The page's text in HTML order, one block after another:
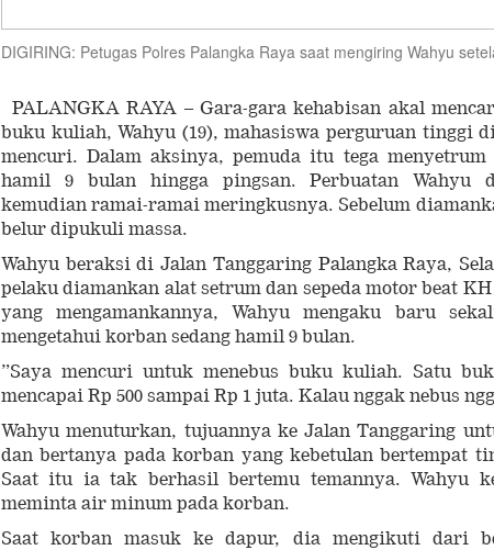
DIGIRING: Petugas Polres Palangka Raya saat mengiring Wahyu
PALANGKA RAYA – Gara-gara kehabisan akal
buku kuliah, Wahyu (19), mahasiswa perguruan tinggi
mencuri. Dalam aksinya, pemuda itu tega
hamil 9 bulan hingga pingsan. Perbuatan Wahyu
kemudian ramai-ramai meringkusnya. Sebelum
belur dipukuli massa.
Wahyu beraksi di Jalan Tanggaring Palangka Raya,
pelaku diamankan alat setrum dan sepeda motor beat
yang mengamankannya, Wahyu mengaku baru
mengetahui korban sedang hamil 9 bulan.
”Saya mencuri untuk menebus buku kuliah. Satu
mencapai Rp 500 sampai Rp 1 juta. Kalau nggak nebus
Wahyu menuturkan, tujuannya ke Jalan Tanggaring
dan bertanya pada korban yang kebetulan bertempat
Saat itu ia tak berhasil bertemu temannya. Wahyu
meminta air minum pada korban.
Saat korban masuk ke dapur, dia mengikuti dari